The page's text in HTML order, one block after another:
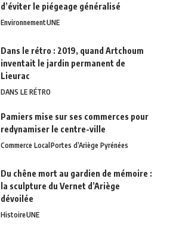
d’éviter le piégeage généralisé
EnvironnementUNE
Dans le rétro : 2019, quand Artchoum
inventait le jardin permanent de
Lieurac
DANS LE RÉTRO
Pamiers mise sur ses commerces pour
redynamiser le centre-ville
Commerce LocalPortes d’Ariège Pyrénées
Du chêne mort au gardien de mémoire :
la sculpture du Vernet d’Ariège
dévoilée
HistoireUNE